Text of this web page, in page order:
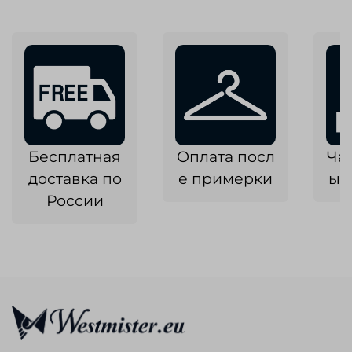
Бесплатная
доставка по
России
Оплата посл
е примерки